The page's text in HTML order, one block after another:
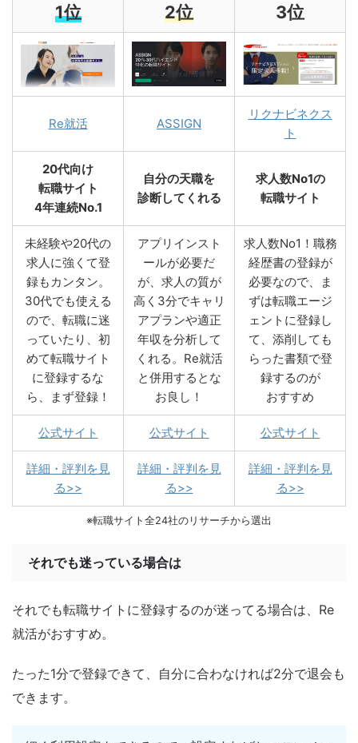
1位 2位 3位
Re就活 ASSIGN
リクナビネクス
ト
20代向け
転職サイト
4年連続No.1
自分の天職を
診断してくれる
求人数No1の
転職サイト
未経験や20代の
求人に強くて登
録もカンタン。
30代でも使える
ので、転職に迷
っていたり、初
めて転職サイト
に登録するな
ら、まず登録！
アプリインスト
ールが必要だ
が、求人の質が
高く3分でキャリ
アプランや適正
年収を分析して
くれる。Re就活
と併用するとな
お良し！
求人数No1！職務
経歴書の登録が
必要なので、ま
ずは転職エージ
ェントに登録し
て、添削しても
らった書類で登
録するのが
おすすめ
公式サイト 公式サイト 公式サイト
詳細・評判を見
る>>
詳細・評判を見
る>>
詳細・評判を見
る>>
※転職サイト全24社のリサーチから選出
それでも迷っている場合は
それでも転職サイトに登録するのが迷ってる場合は、Re
就活がおすすめ。
たった1分で登録できて、自分に合わなければ2分で退会も
できます。